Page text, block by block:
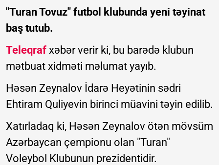
"Turan Tovuz" futbol klubunda yeni təyinat
baş tutub.
Teleqraf xəbər verir ki, bu barədə klubun
mətbuat xidməti məlumat yayıb.
Həsən Zeynalov İdarə Heyətinin sədri
Ehtiram Quliyevin birinci müavini təyin edilib.
Xatırladaq ki, Həsən Zeynalov ötən mövsüm
Azərbaycan çempionu olan "Turan"
Voleybol Klubunun prezidentidir.